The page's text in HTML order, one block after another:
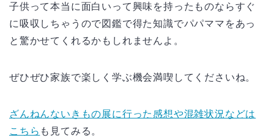
子供って本当に面白いって興味を持ったものならすぐ
に吸収しちゃうので図鑑で得た知識でパパママをあっ
と驚かせてくれるかもしれませんよ。
ぜひぜひ家族で楽しく学ぶ機会満喫してくださいね。
ざんねんないきもの展に行った感想や混雑状況などは
こちら も見てみる。